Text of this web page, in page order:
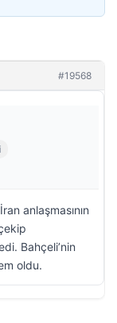
#19568
anlaşmasının
Bahçeli’nin
oldu.